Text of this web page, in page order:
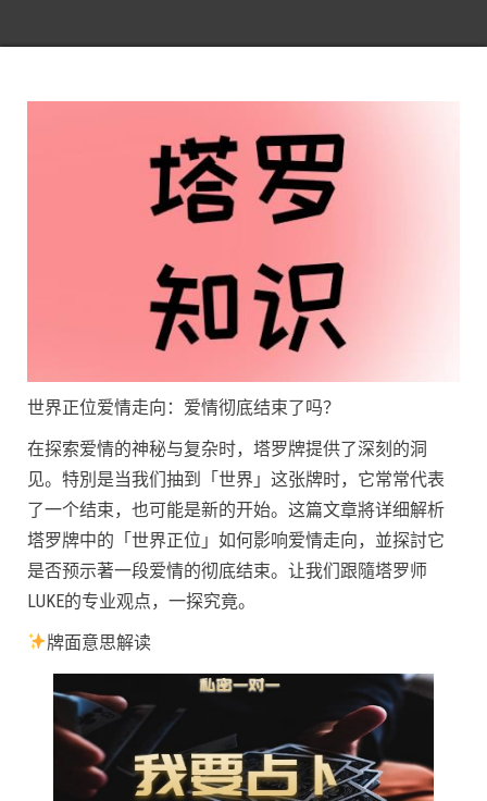
世界正位爱情走向：爱情彻底结束了吗？
在探索爱情的神秘与复杂时，塔罗牌提供了深刻的洞
见。特別是当我们抽到「世界」这张牌时，它常常代表
了一个结束，也可能是新的开始。这篇文章將详细解析
塔罗牌中的「世界正位」如何影响爱情走向，並探討它
是否预示著一段爱情的彻底结束。让我们跟隨塔罗师
LUKE的专业观点，一探究竟。
牌面意思解读